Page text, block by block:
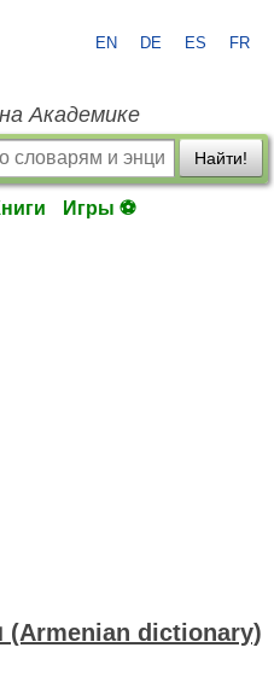
EN DE ES FR
Академике
Найти!
Игры ⚽
dictionary)